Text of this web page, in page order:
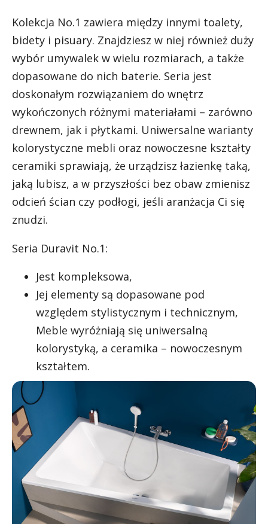
Kolekcja No.1 zawiera między innymi toalety,
bidety i pisuary. Znajdziesz w niej również duży
wybór umywalek w wielu rozmiarach, a także
dopasowane do nich baterie. Seria jest
doskonałym rozwiązaniem do wnętrz
wykończonych różnymi materiałami – zarówno
drewnem, jak i płytkami. Uniwersalne warianty
kolorystyczne mebli oraz nowoczesne kształty
ceramiki sprawiają, że urządzisz łazienkę taką,
jaką lubisz, a w przyszłości bez obaw zmienisz
odcień ścian czy podłogi, jeśli aranżacja Ci się
znudzi.
Seria Duravit No.1:
Jest kompleksowa,
Jej elementy są dopasowane pod
względem stylistycznym i technicznym,
Meble wyróżniają się uniwersalną
kolorystyką, a ceramika – nowoczesnym
kształtem.